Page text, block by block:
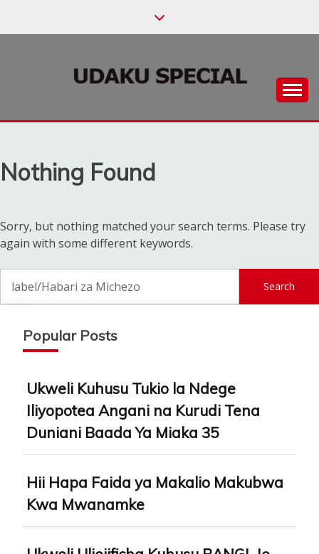
UDAKU SPECIAL
Nothing Found
Sorry, but nothing matched your search terms. Please try
again with some different keywords.
for:
Popular Posts
Ukweli Kuhusu Tukio la Ndege
Iliyopotea Angani na Kurudi Tena
Duniani Baada Ya Miaka 35
Hii Hapa Faida ya Makalio Makubwa
Kwa Mwanamke